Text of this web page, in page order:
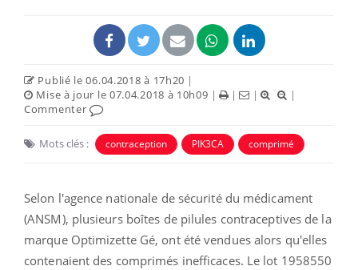
Publié le 06.04.2018 à 17h20 |
Mise à jour le 07.04.2018 à 10h09 | | |
|
Commenter
Mots clés : contraception PIK3CA comprimé
Selon l'agence nationale de sécurité du médicament
(ANSM), plusieurs boîtes de pilules contraceptives de la
marque Optimizette Gé, ont été vendues alors qu'elles
contenaient des comprimés inefficaces. Le lot 1958550